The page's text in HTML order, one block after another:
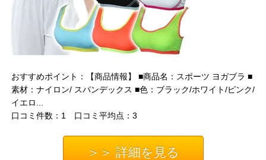
おすすめポイント：【商品情報】 ■商品名：スポーツ ヨガブラ ■
素材：ナイロン/ スパンデックス ■色：ブラック/ホワイト/ピンク/
イエロ...
口コミ件数：1 口コミ平均点：3
＞＞ 詳細を見る